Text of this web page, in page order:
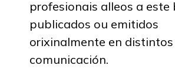
profesionais alleos a este
publicados ou emitidos
orixinalmente en distintos
comunicación.